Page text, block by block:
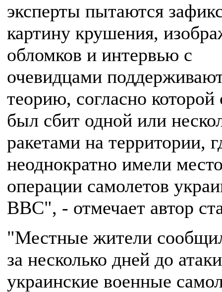
эксперты пытаются
картину крушения,
обломков и интервью с
очевидцами
теорию, согласно которой
был сбит одной или
ракетами на территории,
неоднократно имели
операции самолетов
ВВС", - отмечает автор
"Местные жители
за несколько дней до атаки
украинские военные